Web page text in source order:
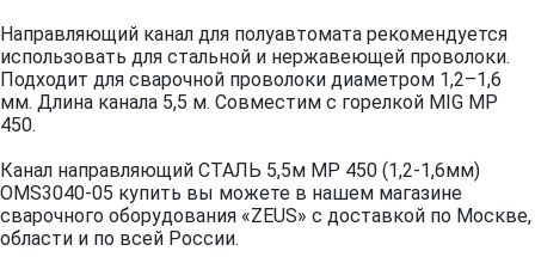
Направляющий канал для полуавтомата рекомендуется
использовать для стальной и нержавеющей проволоки.
Подходит для сварочной проволоки диаметром 1,2–1,6
мм. Длина канала 5,5 м. Совместим с горелкой MIG MP
450.
Канал направляющий СТАЛЬ 5,5м MP 450 (1,2-1,6мм)
OMS3040-05 купить вы можете в нашем магазине
сварочного оборудования «ZEUS» с доставкой по Москве,
области и по всей России.